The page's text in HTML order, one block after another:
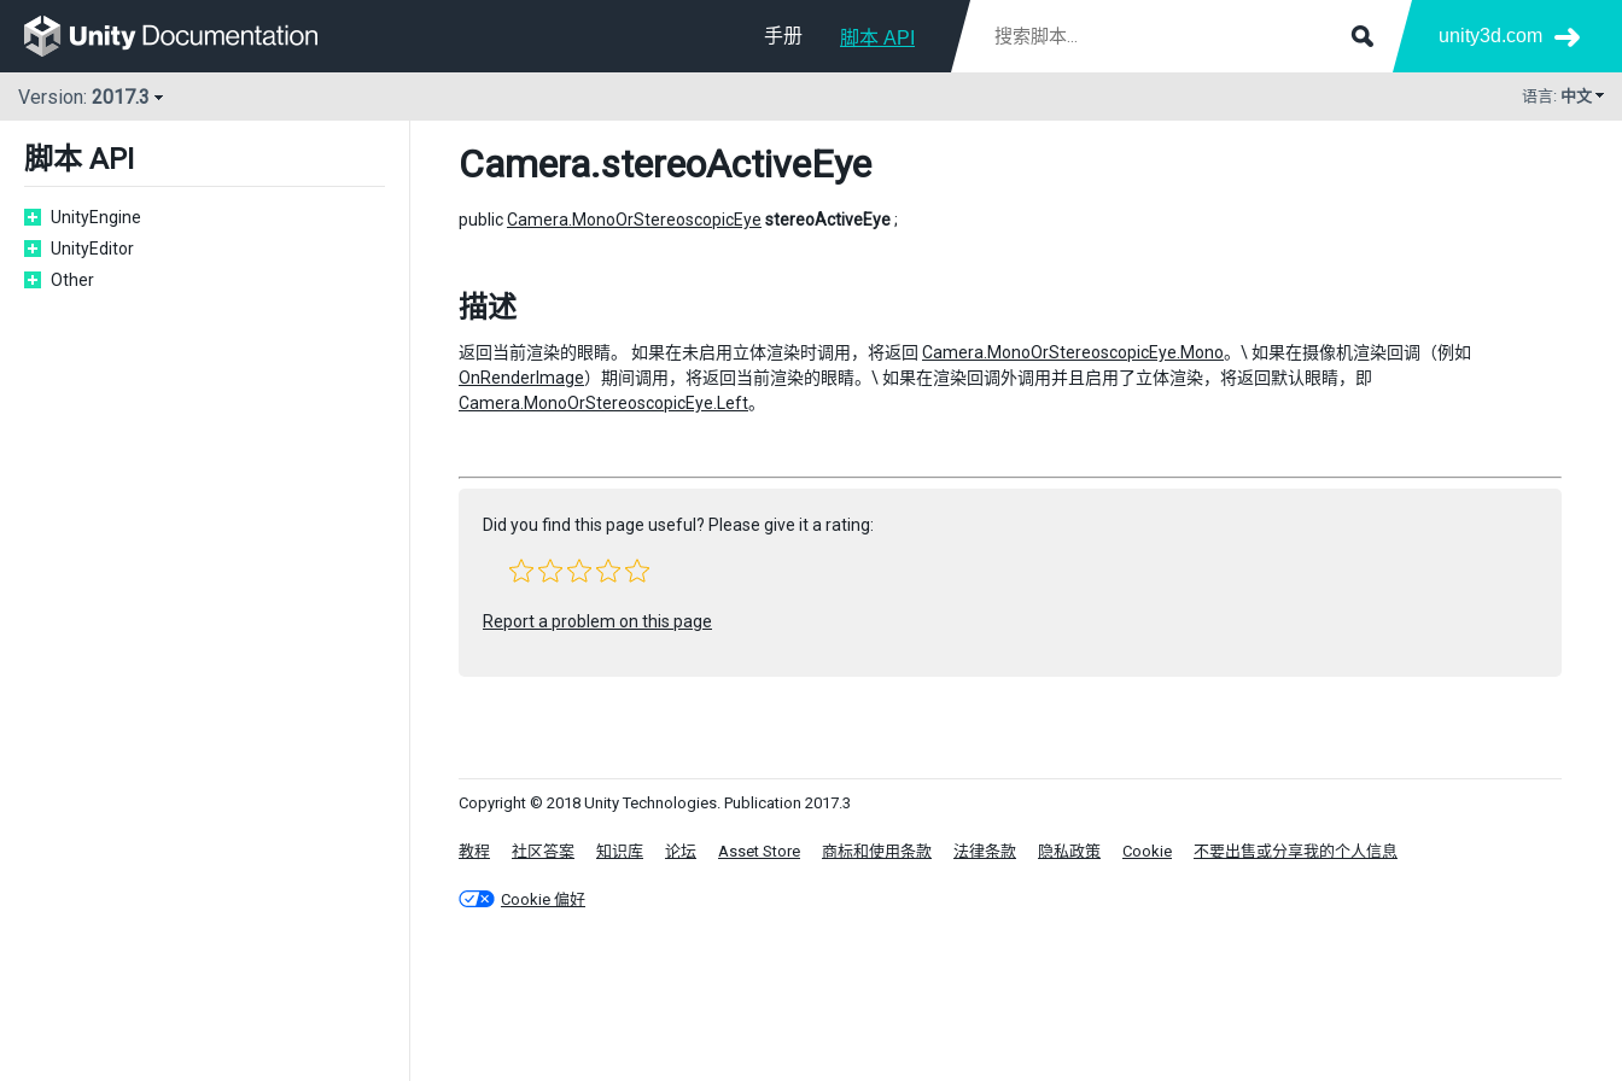
手册 脚本 API unity3d.com
Version: 2017.3 语言: 中文
脚本 API
UnityEngine
UnityEditor
Other
Camera.stereoActiveEye
publicCamera.MonoOrStereoscopicEye stereoActiveEye;
描述
返回当前渲染的眼睛。 如果在未启用立体渲染时调用，将返回 Camera.MonoOrStereoscopicEye.Mono。\ 如果在摄像机渲染回调（例如
OnRenderImage）期间调用，将返回当前渲染的眼睛。\ 如果在渲染回调外调用并且启用了立体渲染，将返回默认眼睛，即
Camera.MonoOrStereoscopicEye.Left。
Did you find this page useful? Please give it a rating:
Report a problem on this page
Copyright © 2018 Unity Technologies. Publication 2017.3
教程 社区答案 知识库 论坛 Asset Store 商标和使用条款 法律条款 隐私政策 Cookie 不要出售或分享我的个人信息
Cookie 偏好